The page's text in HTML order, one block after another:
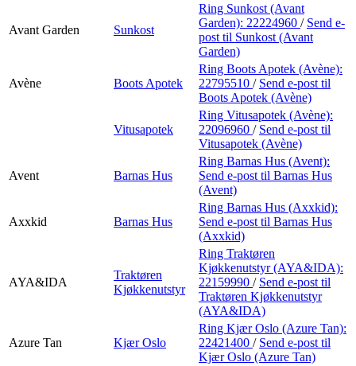
Avant Garden Sunkost
Ring Sunkost (Avant
Garden): 22224960 / Send e-
post til Sunkost (Avant
Garden)
Avène Boots Apotek
Ring Boots Apotek (Avène):
22795510 / Send e-post til
Boots Apotek (Avène)
Vitusapotek
Ring Vitusapotek (Avène):
22096960 / Send e-post til
Vitusapotek (Avène)
Avent Barnas Hus
Ring Barnas Hus (Avent):
Send e-post til Barnas Hus
(Avent)
Axxkid Barnas Hus
Ring Barnas Hus (Axxkid):
Send e-post til Barnas Hus
(Axxkid)
AYA&IDA
Traktøren
Kjøkkenutstyr
Ring Traktøren
Kjøkkenutstyr (AYA&IDA):
22159990 / Send e-post til
Traktøren Kjøkkenutstyr
(AYA&IDA)
Azure Tan Kjær Oslo
Ring Kjær Oslo (Azure Tan):
22421400 / Send e-post til
Kjær Oslo (Azure Tan)